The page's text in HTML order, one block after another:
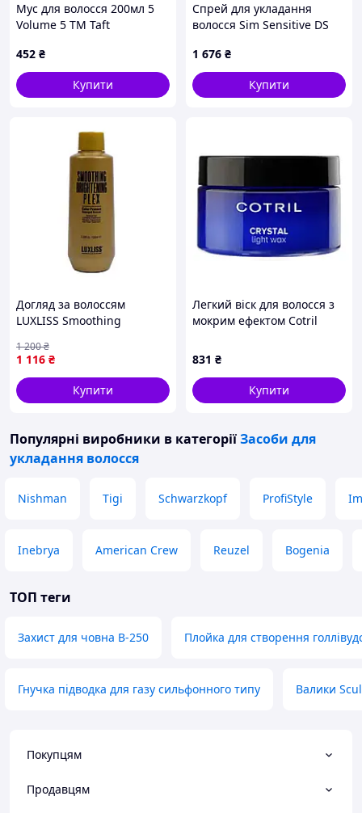
Мус для волосся 200мл 5
Volume 5 ТМ Taft
452 ₴
Купити
Спрей для укладання
волосся Sim Sensitive DS
1 676 ₴
Купити
Догляд за волоссям
LUXLISS Smoothing
1 116 ₴
1 200₴
Купити
Легкий віск для волосся з
мокрим ефектом Cotril
100 мл
831 ₴
Купити
Популярні виробники в категоріїЗасоби для
укладання волосся
Nishman Tigi Schwarzkopf ProfiStyle
Inebrya American Crew Reuzel Bogenia
ТОП теги
Захист для човна В-250 Плойка для створення
Гнучка підводка для газу сильфонного типу Валики
Покупцям
Продавцям